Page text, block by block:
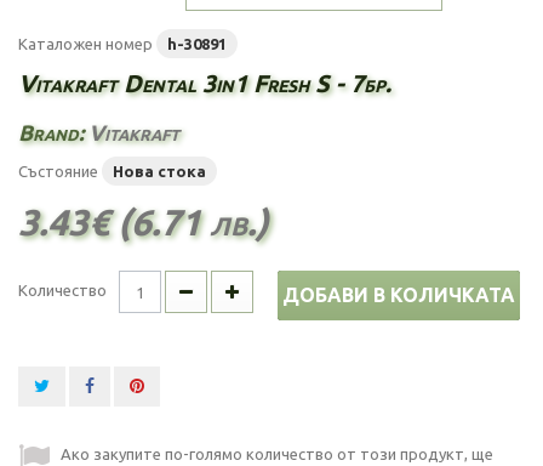
Каталожен номер h-30891
Vitakraft Dental 3in1 Fresh S - 7бр.
Brand: Vitakraft
Състояние Нова стока
3.43€ (6.71 лв.)
Количество ДОБАВИ В КОЛИЧКАТА
Ако закупите по-голямо количество от този продукт, ще